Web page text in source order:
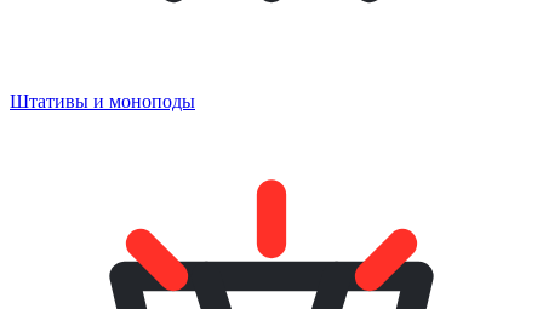
Штативы и моноподы